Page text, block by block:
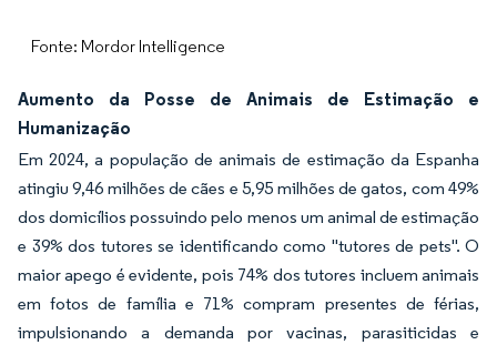
Fonte: Mordor Intelligence
Aumento da Posse de Animais de Estimação e
Humanização
Em 2024, a população de animais de estimação da Espanha
atingiu 9,46 milhões de cães e 5,95 milhões de gatos, com 49%
dos domicílios possuindo pelo menos um animal de estimação
e 39% dos tutores se identificando como "tutores de pets". O
maior apego é evidente, pois 74% dos tutores incluem animais
em fotos de família e 71% compram presentes de férias,
impulsionando a demanda por vacinas, parasiticidas e